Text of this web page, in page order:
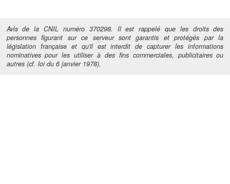
Avis de la CNIL numéro 370298. Il est rappelé que les droits des
personnes figurant sur ce serveur sont garantis et protégés par la
législation française et qu'il est interdit de capturer les informations
nominatives pour les utiliser à des fins commerciales, publicitaires ou
autres (cf. loi du 6 janvier 1978).